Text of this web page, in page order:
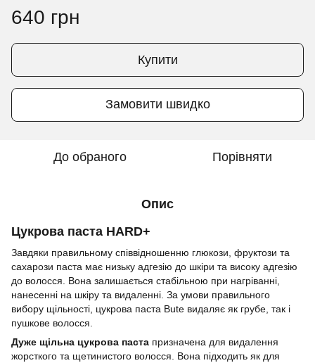
640 грн
Купити
Замовити швидко
До обраного Порівняти
Опис
Цукрова паста HARD+
Завдяки правильному співвідношенню глюкози, фруктози та
сахарози паста має низьку адгезію до шкіри та високу адгезію
до волосся. Вона залишається стабільною при нагріванні,
нанесенні на шкіру та видаленні. За умови правильного
вибору щільності, цукрова паста Bute видаляє як грубе, так і
пушкове волосся.
Дуже щільна цукрова паста призначена для видалення
жорсткого та щетинистого волосся. Вона підходить як для